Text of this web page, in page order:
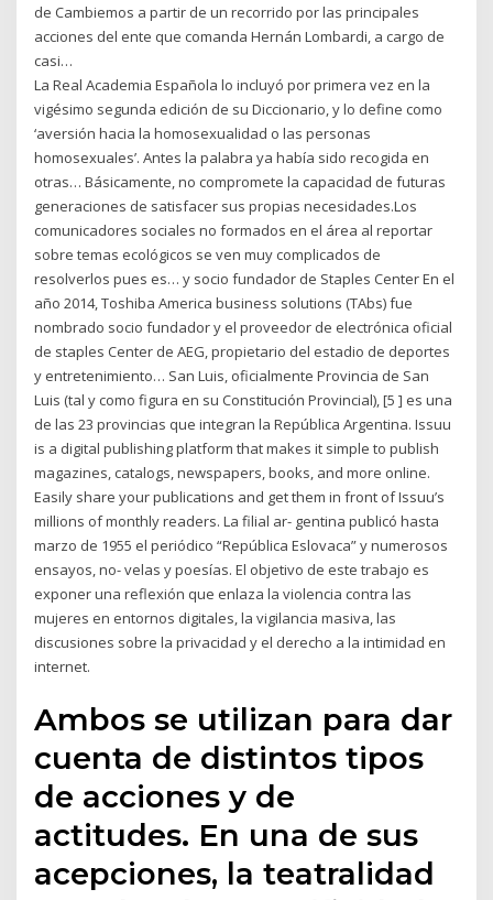
de Cambiemos a partir de un recorrido por las principales
acciones del ente que comanda Hernán Lombardi, a cargo de
casi…
La Real Academia Española lo incluyó por primera vez en la
vigésimo segunda edición de su Diccionario, y lo define como
‘aversión hacia la homosexualidad o las personas
homosexuales’. Antes la palabra ya había sido recogida en
otras… Básicamente, no compromete la capacidad de futuras
generaciones de satisfacer sus propias necesidades.Los
comunicadores sociales no formados en el área al reportar
sobre temas ecológicos se ven muy complicados de
resolverlos pues es… y socio fundador de Staples Center En el
año 2014, Toshiba America business solutions (TAbs) fue
nombrado socio fundador y el proveedor de electrónica oficial
de staples Center de AEG, propietario del estadio de deportes
y entretenimiento… San Luis, oficialmente Provincia de San
Luis (tal y como figura en su Constitución Provincial), [5 ] es una
de las 23 provincias que integran la República Argentina. Issuu
is a digital publishing platform that makes it simple to publish
magazines, catalogs, newspapers, books, and more online.
Easily share your publications and get them in front of Issuu’s
millions of monthly readers. La filial ar- gentina publicó hasta
marzo de 1955 el periódico “República Eslovaca” y numerosos
ensayos, no- velas y poesías. El objetivo de este trabajo es
exponer una reflexión que enlaza la violencia contra las
mujeres en entornos digitales, la vigilancia masiva, las
discusiones sobre la privacidad y el derecho a la intimidad en
internet.
Ambos se utilizan para dar
cuenta de distintos tipos
de acciones y de
actitudes. En una de sus
acepciones, la teatralidad